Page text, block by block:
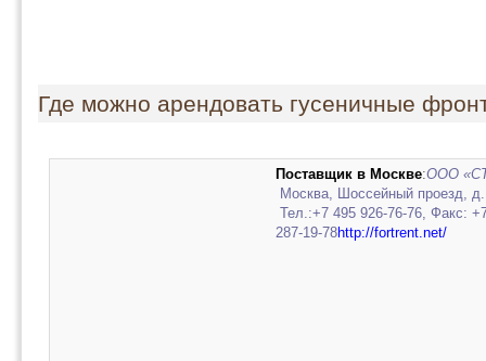
Где можно арендовать гусеничные
Поставщик в Москве:ООО
Москва, Шоссейный проезд,
Тел.:+7 495 926-76-76, Факс:
287-19-78http://fortrent.net/